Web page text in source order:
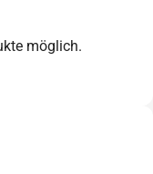
möglich.